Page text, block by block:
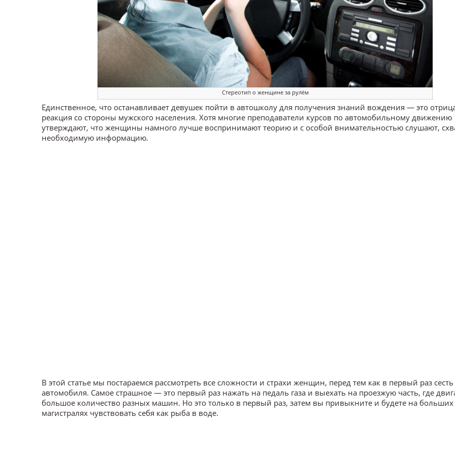
Стереотип о женщине за рулём
Единственное, что останавливает девушек пойти в автошколу для получения знаний вождения — это
реакция со стороны мужского населения. Хотя многие преподаватели курсов по автомобильному движению
утверждают, что женщины намного лучше воспринимают теорию и с особой внимательностью слушают,
необходимую информацию.
В этой статье мы постараемся рассмотреть все сложности и страхи женщин, перед тем как в первый раз сесть
автомобиля. Самое страшное — это первый раз нажать на педаль газа и выехать на проезжую часть, где
большое количество разных машин. Но это только в первый раз, затем вы привыкните и будете на больших
магистралях чувствовать себя как рыба в воде.